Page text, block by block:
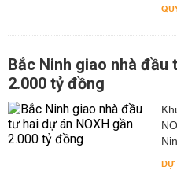
Bắc Ninh giao nhà đầu
2.000 tỷ đồng